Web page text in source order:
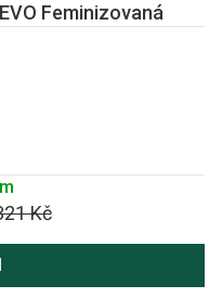
Feminizovaná
Kč